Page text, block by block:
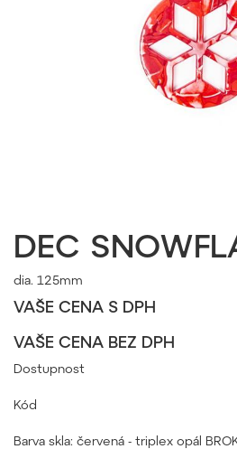
DEC
dia. 125mm
VAŠE CENA S DPH
VAŠE CENA BEZ DPH
Dostupnost
Kód
Barva skla: červená - triplex opál